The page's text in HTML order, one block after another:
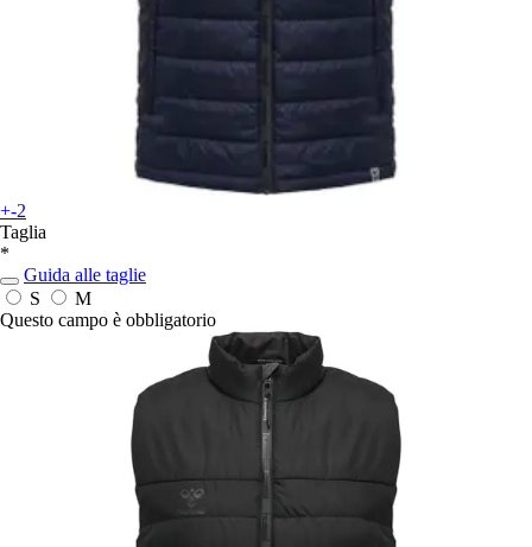
+-2
Taglia
*
Guida alle taglie
S
M
Questo campo è obbligatorio